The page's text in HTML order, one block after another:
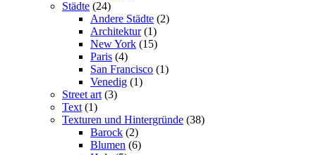
Städte (24)
Andere Städte (2)
Architektur (1)
New York (15)
Paris (4)
San Francisco (1)
Venedig (1)
Street art (3)
Text (1)
Texturen und Hintergründe (38)
Barock (2)
Blumen (6)